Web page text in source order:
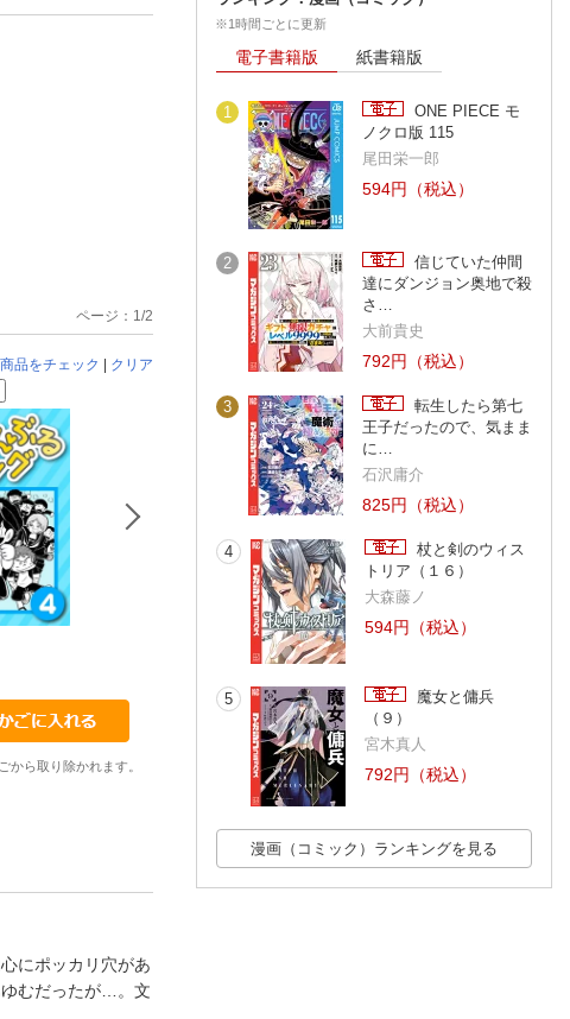
ページ：1/2
品をチェック | クリア
6
柳沢きみお
ら取り除かれます。
にポッカリ穴があ
ゆむだったが…。文
※1時間ごとに更新
電子書籍版 紙書籍版
1
ONE PIECE モ
ノクロ版 115
尾田栄一郎
594円（税込）
2
信じていた仲間
達にダンジョン奥地で殺
さ…
大前貴史
792円（税込）
3
転生したら第七
王子だったので、気まま
に…
石沢庸介
825円（税込）
4
杖と剣のウィス
トリア（１６）
大森藤ノ
594円（税込）
5
魔女と傭兵
（９）
宮木真人
792円（税込）
漫画（コミック）ランキングを見る